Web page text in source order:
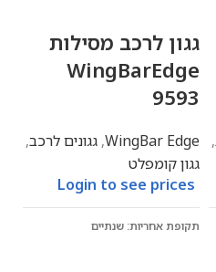
,
גגון לרכב מסילות
WingBarEdge
9593
WingBar Edge
, גגונים לרכב,
גגון קומפלט
Login to see prices
תקופת אחריות: שנתיים